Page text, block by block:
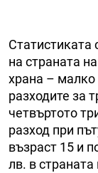
Статистиката
на страната
храна – малко
разходите за
четвъртото
разход при
възраст 15 и
лв. в